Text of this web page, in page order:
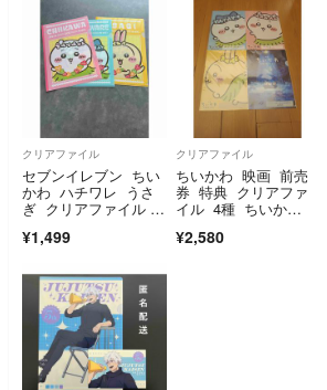
クリアファイル
セブンイレブン ちい
かわ ハチワレ うさ
ぎ クリアファイル 3
¥1,499
クリアファイル
ちいかわ 映画 前売
券 特典 クリアファ
イル 4種 ちいか
ぎ 洞窟 セット
¥2,580